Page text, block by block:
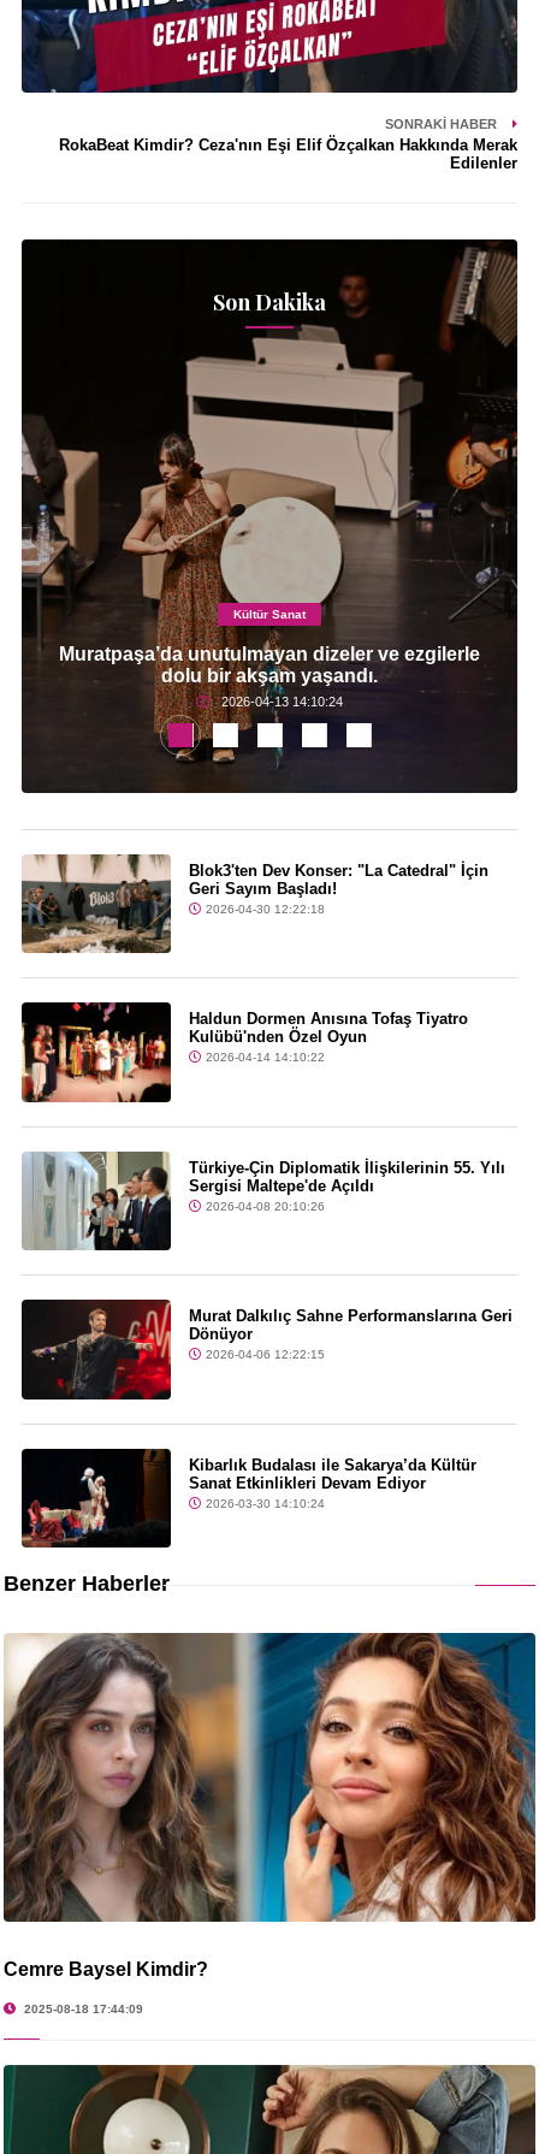
SONRAKI HABER
RokaBeat Kimdir? Ceza'nın Eşi Elif Özçalkan Hakkında Merak
Edilenler
Son Dakika
Kültür Sanat
Muratpaşa’da unutulmayan dizeler ve ezgilerle
dolu bir akşam yaşandı.
2026-04-13 14:10:24
Blok3'ten Dev Konser: "La Catedral" İçin
Geri Sayım Başladı!
2026-04-30 12:22:18
Haldun Dormen Anısına Tofaş Tiyatro
Kulübü'nden Özel Oyun
2026-04-14 14:10:22
Türkiye-Çin Diplomatik İlişkilerinin 55. Yılı
Sergisi Maltepe'de Açıldı
2026-04-08 20:10:26
Murat Dalkılıç Sahne Performanslarına Geri
Dönüyor
2026-04-06 12:22:15
Kibarlık Budalası ile Sakarya’da Kültür
Sanat Etkinlikleri Devam Ediyor
2026-03-30 14:10:24
Benzer Haberler
Cemre Baysel Kimdir?
2025-08-18 17:44:09